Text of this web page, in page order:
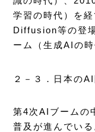
学習の時代）を
Diffusion等の登
ーム（生成AIの
２－３．日本の
第4次AIブームの
普及が進んでい